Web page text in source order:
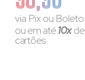
via Pix ou Boleto
ou em até10xde
cartões